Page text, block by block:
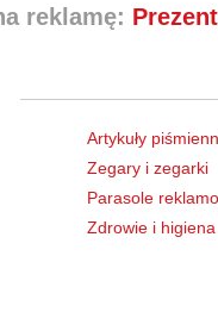
reklamę:
Artykuły
Zegary i zegarki
Parasole
Zdrowie i higiena